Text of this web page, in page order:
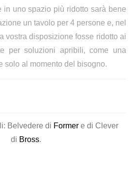
in uno spazio più ridotto sarà bene
un tavolo per 4 persone e, nel
vostra disposizione fosse ridotto ai
per soluzioni apribili, come una
solo al momento del bisogno.
Belvedere di Former e di Clever
di Bross.